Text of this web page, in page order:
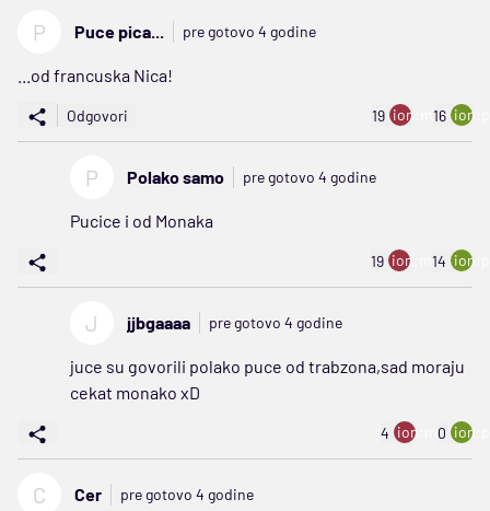
P Puce pica... pre gotovo 4 godine
...od francuska Nica!
Odgovori 19 ion:minus
16
P Polako samo pre gotovo 4 godine
Pucice i od Monaka
19 ion:minus
14
J jjbgaaaa pre gotovo 4 godine
juce su govorili polako puce od trabzona,sad moraju
cekat monako xD
4 ion:minus
0
C Cer pre gotovo 4 godine